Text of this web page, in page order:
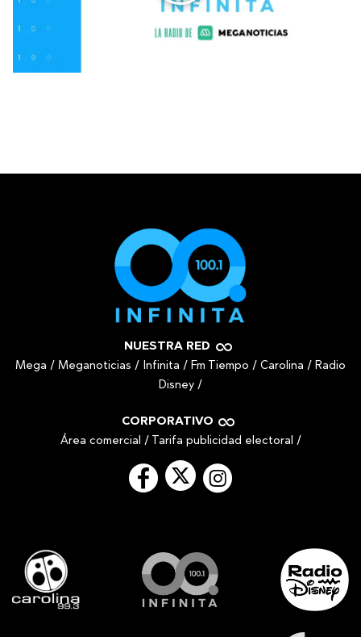
NUESTRA RED
Mega / Meganoticias / Infinita / Fm Tiempo / Carolina / Radio
Disney /
CORPORATIVO
Área comercial / Tarifa publicidad electoral /